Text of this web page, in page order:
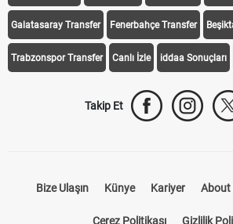
Galatasaray Transfer Fenerbahçe Transfer
Trabzonspor Transfer Canlı İzle iddaa Sonuçları
Takip Et
Bize Ulaşın Künye Kariyer About
Çerez Politikası Gizlilik